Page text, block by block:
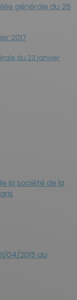
générale du 28
2017
du 23 janvier
la société de la
04/2015 au